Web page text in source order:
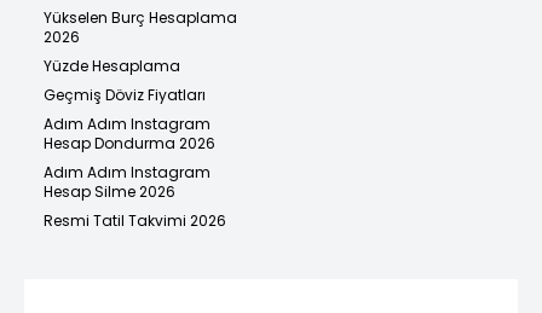
Yükselen Burç Hesaplama
2026
Yüzde Hesaplama
Geçmiş Döviz Fiyatları
Adım Adım Instagram
Hesap Dondurma 2026
Adım Adım Instagram
Hesap Silme 2026
Resmi Tatil Takvimi 2026